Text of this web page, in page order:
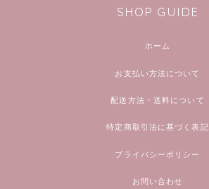
SHOP GUIDE
ホーム
お支払い方法について
配送方法・送料について
特定商取引法に基づく表記
プライバシーポリシー
お問い合わせ